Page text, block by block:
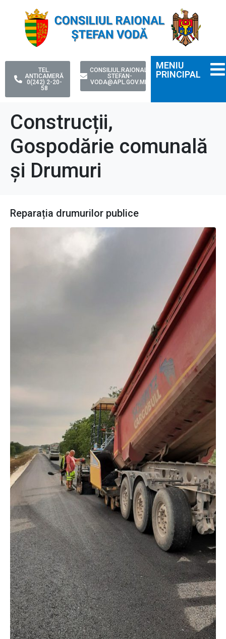
TEL.
ANTICAMERĂ
0(242) 2-20-
58
CONSILIUL.RAIONAL-
STEFAN-
VODA@APL.GOV.MD
MENIU
PRINCIPAL
Construcții,
Gospodărie comunală
și Drumuri
Reparația drumurilor publice